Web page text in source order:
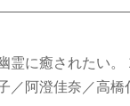
霊に癒されたい
／阿澄佳奈／高橋